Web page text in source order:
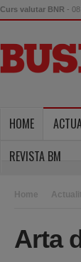
Curs valutar BNR -
HOME
REVISTA BM
Home
Arta